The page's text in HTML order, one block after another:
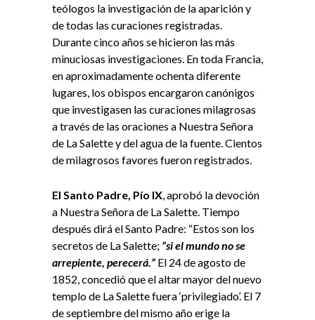
teólogos la investigación de la aparición y
de todas las curaciones registradas.
Durante cinco años se hicieron las más
minuciosas investigaciones. En toda Francia,
en aproximadamente ochenta diferente
lugares, los obispos encargaron canónigos
que investigasen las curaciones milagrosas
a través de las oraciones a Nuestra Señora
de La Salette y del agua de la fuente. Cientos
de milagrosos favores fueron registrados.
El Santo Padre, Pío IX , aprobó la devoción
a Nuestra Señora de La Salette. Tiempo
después dirá el Santo Padre: “Estos son los
secretos de La Salette; “si el mundo no se
arrepiente, perecerá.” El 24 de agosto de
1852, concedió que el altar mayor del nuevo
templo de La Salette fuera ‘privilegiado’. El 7
de septiembre del mismo año erige la